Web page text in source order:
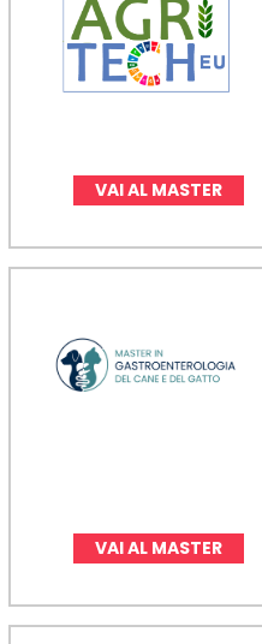
VAI AL MASTER
VAI AL MASTER